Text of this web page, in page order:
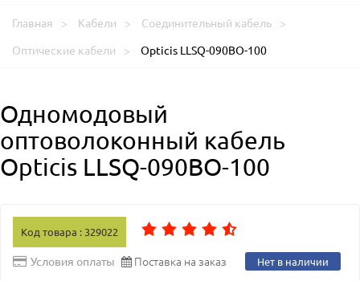
Главная Кабели
Соединительный кабель
Оптические кабели
Opticis LLSQ-090BO-100
Одномодовый
оптоволоконный кабель
Opticis LLSQ-090BO-100
Код товара : 329022
Условия оплаты Поставка на заказ Нет в наличии